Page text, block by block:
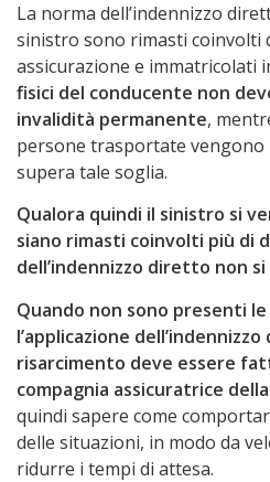
La norma dell’indennizzo
sinistro sono rimasti coinvolti
assicurazione e immatricolati
fisici del conducente non
invalidità permanente,
persone trasportate vengono
supera tale soglia.
Qualora quindi il sinistro si
siano rimasti coinvolti più di
dell’indennizzo diretto non
Quando non sono presenti
l’applicazione
risarcimento deve essere
compagnia assicuratrice
quindi sapere come
delle situazioni, in modo da
ridurre i tempi di attesa.